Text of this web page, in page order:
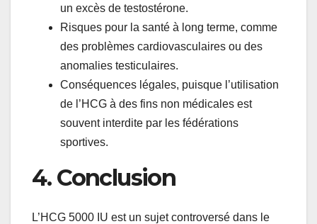
un excès de testostérone.
Risques pour la santé à long terme, comme
des problèmes cardiovasculaires ou des
anomalies testiculaires.
Conséquences légales, puisque l’utilisation
de l’HCG à des fins non médicales est
souvent interdite par les fédérations
sportives.
4. Conclusion
L’HCG 5000 IU est un sujet controversé dans le